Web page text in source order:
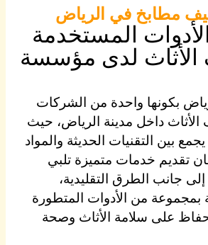
مطابخ في الرياض
المستخدمة
لدى مؤسسة
بكونها واحدة من الشركات
الأثاث داخل مدينة الرياض، حيث
بين التقنيات الحديثة والمواد
تقديم خدمات متميزة تلبي
إلى جانب الطرق التقليدية،
من الأدوات المتطورة
على سلامة الأثاث وصحة